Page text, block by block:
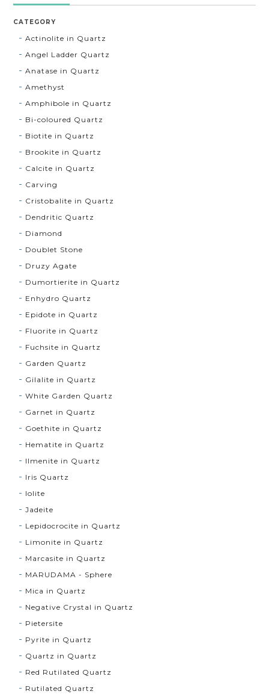
CATEGORY
Actinolite in Quartz
Angel Ladder Quartz
Anatase in Quartz
Amethyst
Amphibole in Quartz
Bi-coloured Quartz
Biotite in Quartz
Brookite in Quartz
Calcite in Quartz
Carving
Cristobalite in Quartz
Dendritic Quartz
Diamond
Doublet Stone
Druzy Agate
Dumortierite in Quartz
Enhydro Quartz
Epidote in Quartz
Fluorite in Quartz
Fuchsite in Quartz
Garden Quartz
Gilalite in Quartz
White Garden Quartz
Garnet in Quartz
Goethite in Quartz
Hematite in Quartz
Ilmenite in Quartz
Iris Quartz
Iolite
Jadeite
Lepidocrocite in Quartz
Limonite in Quartz
Marcasite in Quartz
MARUDAMA - Sphere
Mica in Quartz
Negative Crystal in Quartz
Pietersite
Pyrite in Quartz
Quartz in Quartz
Red Rutilated Quartz
Rutilated Quartz